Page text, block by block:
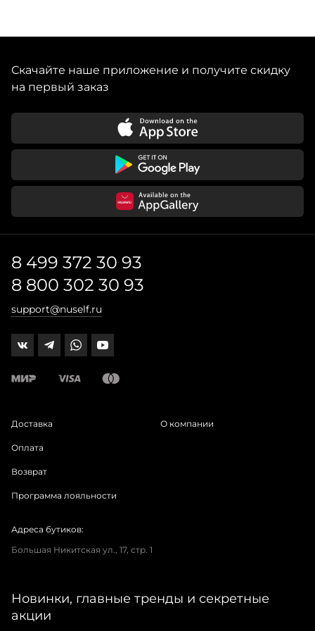
Скачайте наше приложение и получите скидку
на первый заказ
8 499 372 30 93
8 800 302 30 93
support@nuself.ru
Доставка
Оплата
Возврат
Программа лояльности
О компании
Адреса бутиков:
Большая Никитская ул., 17, стр. 1
Новинки, главные тренды и секретные
акции